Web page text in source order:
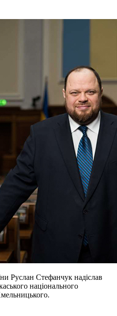
Руслан Стефанчук надіслав
національного